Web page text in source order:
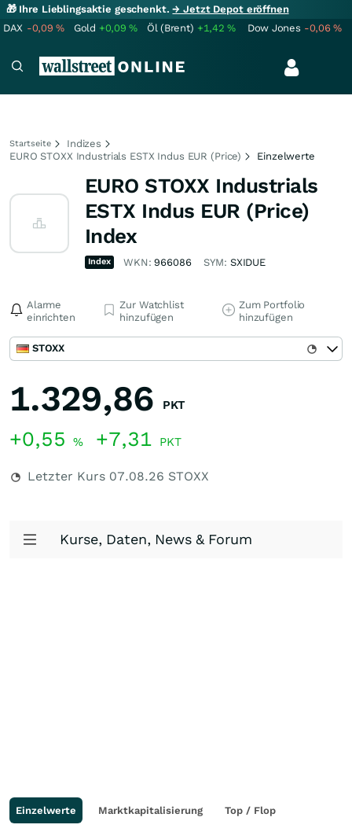
🎁 Ihre Lieblingsaktie geschenkt.→ Jetzt Depot eröffnen
DAX -0,09% Gold +0,09% Öl (Brent) +1,42% Dow Jones -0,06%
Startseite
Indizes
EURO STOXX Industrials ESTX Indus EUR (Price)
Einzelwerte
EURO STOXX Industrials
ESTX Indus EUR (Price)
Index
Index WKN:966086 SYM: SXIDUE
Alarme
einrichten
Zur Watchlist
hinzufügen
Zum Portfolio
hinzufügen
STOXX
1.329,86 PKT
+0,55 % +7,31 PKT
Letzter Kurs 07.08.26 STOXX
Kurse, Daten, News & Forum
Einzelwerte Marktkapitalisierung Top / Flop